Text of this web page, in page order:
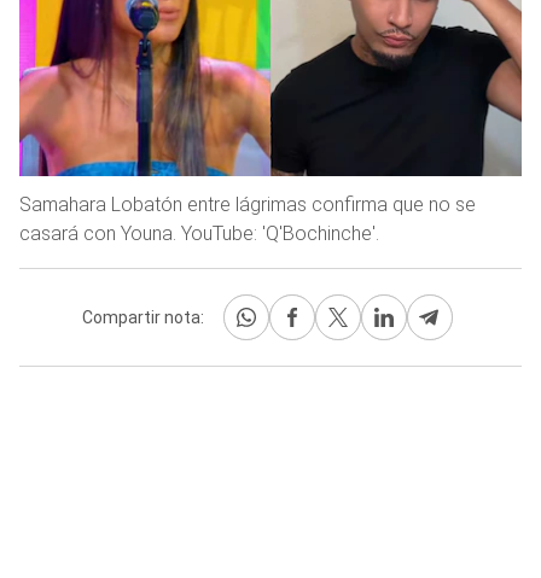
Samahara Lobatón entre lágrimas confirma que no se
casará con Youna. YouTube: 'Q'Bochinche'.
Compartir nota: